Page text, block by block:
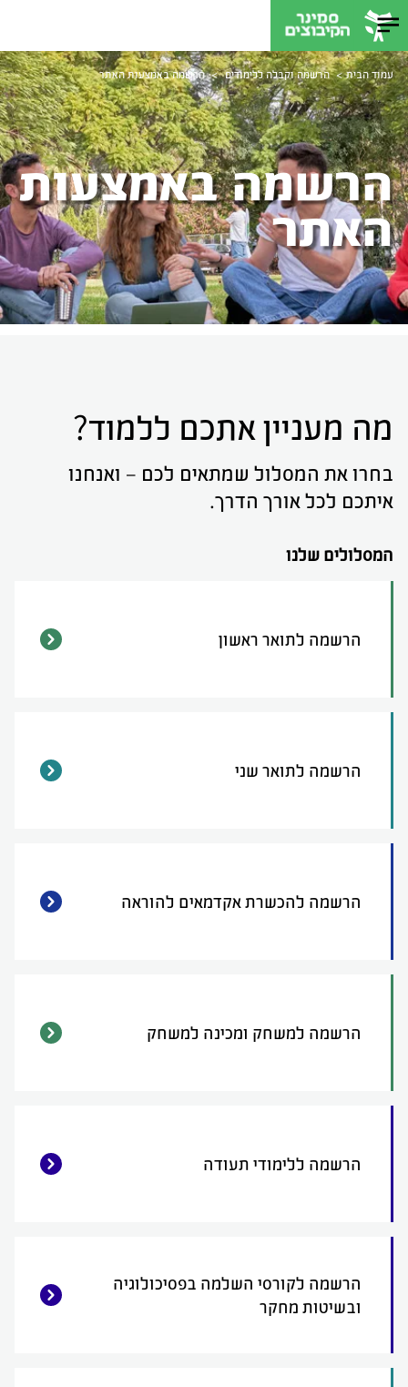
עמוד הבית > הרשמה וקבלה ללימודים > הרשמה באמצעות האתר
הרשמה באמצעות
האתר
מה מעניין אתכם ללמוד?
בחרו את המסלול שמתאים לכם – ואנחנו
איתכם לכל אורך הדרך.
המסלולים שלנו
הרשמה לתואר ראשון
הרשמה לתואר שני
הרשמה להכשרת אקדמאים להוראה
הרשמה למשחק ומכינה למשחק
הרשמה ללימודי תעודה
הרשמה לקורסי השלמה בפסיכולוגיה
ובשיטות מחקר